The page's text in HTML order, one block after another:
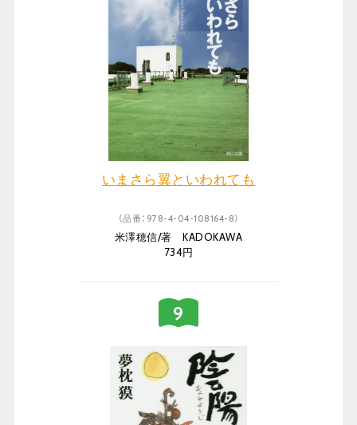
いまさら翼といわれても
（品番：978-4-04-108164-8）
米澤穂信/著 KADOKAWA
734円